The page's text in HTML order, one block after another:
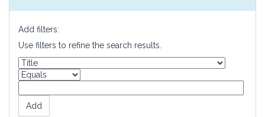
Add filters:
Use filters to refine the search results.